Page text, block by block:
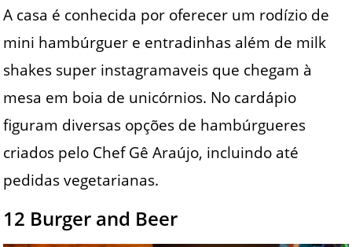
A casa é conhecida por oferecer um rodízio de
mini hambúrguer e entradinhas além de milk
shakes super instagramaveis que chegam à
mesa em boia de unicórnios. No cardápio
figuram diversas opções de hambúrgueres
criados pelo Chef Gê Araújo, incluindo até
pedidas vegetarianas.
12 Burger and Beer